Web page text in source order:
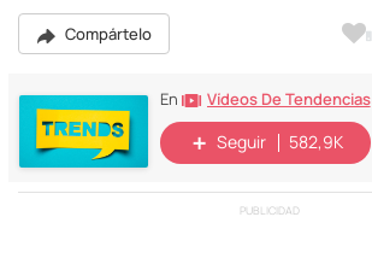
Compártelo
En Vídeos De Tendencias
Seguir 582,9K
PUBLICIDAD